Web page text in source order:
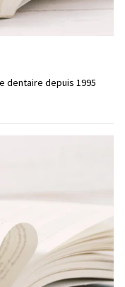
dentaire depuis 1995